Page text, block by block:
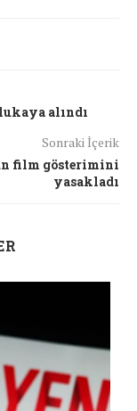
alındı
Sonraki İçerik
film gösterimini
yasakladı